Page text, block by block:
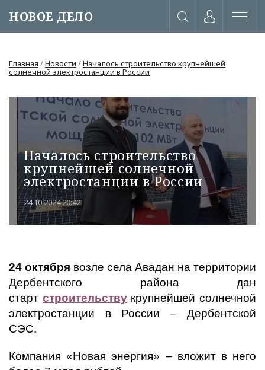
НОВОЕ ДЕЛО
Главная /Новости /Началось строительство крупнейшей
солнечной электростанции в России
Началось строительство
крупнейшей солнечной
электростанции в России
24.10.2024 20:42
24 октября возле села Авадан на территории
Дербентского района дан
старт строительствукрупнейшей солнечной
электростанции в России – Дербентской
СЭС.
Компания «Новая энергия» – вложит в него